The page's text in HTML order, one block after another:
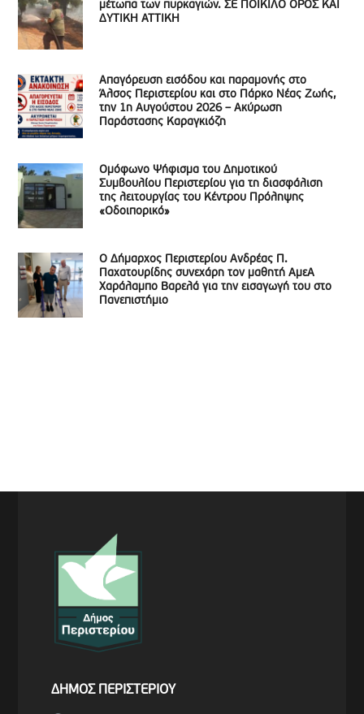
μέτωπα των πυρκαγιών. ΣΕ ΠΟΙΚΙΛΟ ΟΡΟΣ ΚΑΙ
ΔΥΤΙΚΗ ΑΤΤΙΚΗ
Απαγόρευση εισόδου και παραμονής στο
Άλσος Περιστερίου και στο Πάρκο Νέας Ζωής,
την 1η Αυγούστου 2026 – Ακύρωση
Παράστασης Καραγκιόζη
Ομόφωνο Ψήφισμα του Δημοτικού
Συμβουλίου Περιστερίου για τη διασφάλιση
της λειτουργίας του Κέντρου Πρόληψης
«Οδοιπορικό»
Ο Δήμαρχος Περιστερίου Ανδρέας Π.
Παχατουρίδης συνεχάρη τον μαθητή ΑμεΑ
Χαράλαμπο Βαρελά για την εισαγωγή του στο
Πανεπιστήμιο
ΔΗΜΟΣ ΠΕΡΙΣΤΕΡΙΟΥ